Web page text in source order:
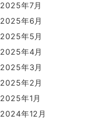
2025年7月
2025年6月
2025年5月
2025年4月
2025年3月
2025年2月
2025年1月
2024年12月